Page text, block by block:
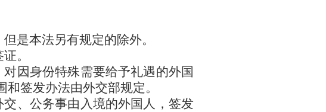
是本法另有规定的除外。
。
因身份特殊需要给予礼遇的外国
签发办法由外交部规定。
、公务事由入境的外国人，签发